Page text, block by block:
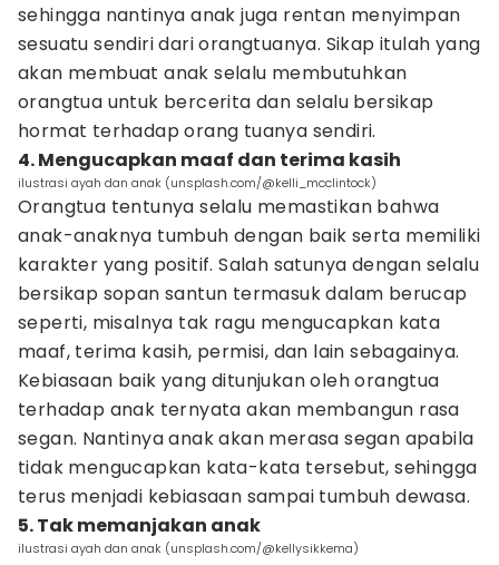
sehingga nantinya anak juga rentan menyimpan
sesuatu sendiri dari orangtuanya. Sikap itulah yang
akan membuat anak selalu membutuhkan
orangtua untuk bercerita dan selalu bersikap
hormat terhadap orang tuanya sendiri.
4. Mengucapkan maaf dan terima kasih
ilustrasi ayah dan anak (unsplash.com/@kelli_mcclintock)
Orangtua tentunya selalu memastikan bahwa
anak-anaknya tumbuh dengan baik serta memiliki
karakter yang positif. Salah satunya dengan selalu
bersikap sopan santun termasuk dalam berucap
seperti, misalnya tak ragu mengucapkan kata
maaf, terima kasih, permisi, dan lain sebagainya.
Kebiasaan baik yang ditunjukan oleh orangtua
terhadap anak ternyata akan membangun rasa
segan. Nantinya anak akan merasa segan apabila
tidak mengucapkan kata-kata tersebut, sehingga
terus menjadi kebiasaan sampai tumbuh dewasa.
5. Tak memanjakan anak
ilustrasi ayah dan anak (unsplash.com/@kellysikkema)